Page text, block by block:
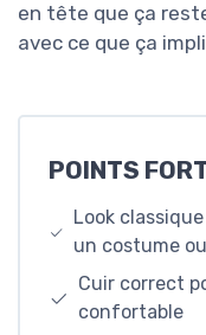
en tête que ça
avec ce que ça
POINTS
Look
un costume
Cuir correct
confortable